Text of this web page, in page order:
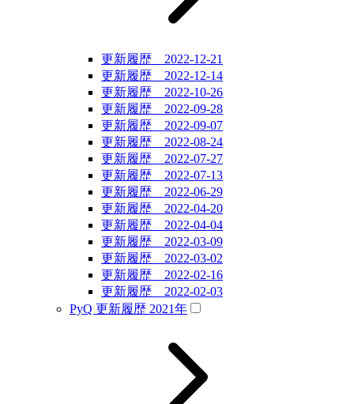
更新履歴 2022-12-21
更新履歴 2022-12-14
更新履歴 2022-10-26
更新履歴 2022-09-28
更新履歴 2022-09-07
更新履歴 2022-08-24
更新履歴 2022-07-27
更新履歴 2022-07-13
更新履歴 2022-06-29
更新履歴 2022-04-20
更新履歴 2022-04-04
更新履歴 2022-03-09
更新履歴 2022-03-02
更新履歴 2022-02-16
更新履歴 2022-02-03
PyQ 更新履歴 2021年